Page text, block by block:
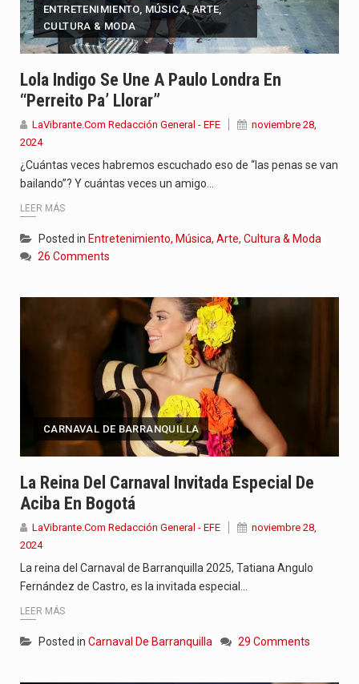
El presidente electo Abelardo de la Espriella aseguró que durante…
ENTRETENIMIENTO, MÚSICA, ARTE,
CULTURA & MODA
Lola Indigo Se Une A Paulo Londra En
“Perreito Pa’ Llorar”
LaVibrante.Com Redacción General - EFE
noviembre 28,
2024
¿Cuántas veces habremos escuchado eso de “las penas se van
bailando”? Y cuántas veces un amigo…
LEER MÁS
Posted in Entretenimiento, Música, Arte, Cultura & Moda
26 Comments
CARNAVAL DE BARRANQUILLA
La Reina Del Carnaval Invitada Especial De
Aciba En Bogotá
LaVibrante.Com Redacción General - EFE
noviembre 28,
2024
La reina del Carnaval de Barranquilla 2025, Tatiana Angulo
Fernández de Castro, es la invitada especial…
LEER MÁS
Posted in Carnaval De Barranquilla 29 Comments